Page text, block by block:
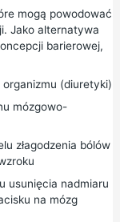
mogą powodować
Jako alternatywa
barierowej,
organizmu (diuretyki)
mózgowo-
złagodzenia bólów
usunięcia nadmiaru
na mózg